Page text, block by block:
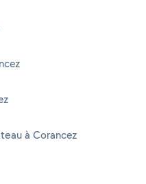
à Corancez